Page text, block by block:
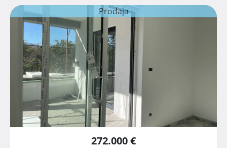
Prodaja
272.000 €